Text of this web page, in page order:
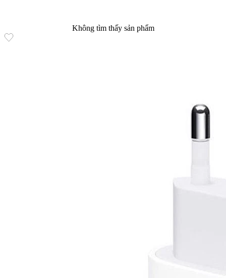
Không tìm thấy sản phẩm